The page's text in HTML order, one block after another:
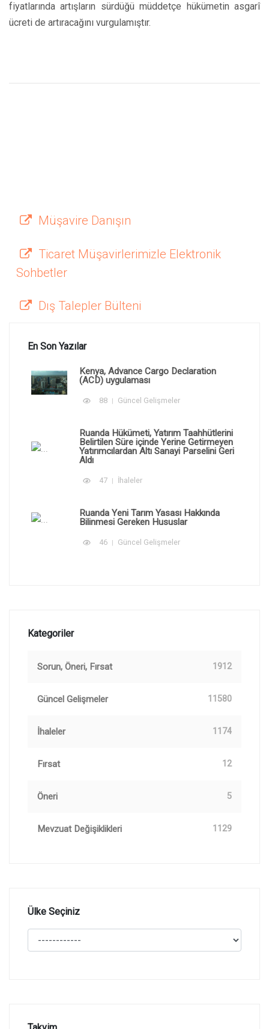
fiyatlarında artışların sürdüğü müddetçe hükümetin asgarî
ücreti de artıracağını vurgulamıştır.
Müşavire Danışın
Ticaret Müşavirlerimizle Elektronik
Sohbetler
Dış Talepler Bülteni
En Son Yazılar
Kenya, Advance Cargo Declaration
(ACD) uygulaması
88 Güncel Gelişmeler
Ruanda Hükümeti, Yatırım Taahhütlerini
Belirtilen Süre içinde Yerine Getirmeyen
Yatırımcılardan Altı Sanayi Parselini Geri
Aldı
47 İhaleler
Ruanda Yeni Tarım Yasası Hakkında
Bilinmesi Gereken Hususlar
46 Güncel Gelişmeler
Kategoriler
Sorun, Öneri, Fırsat 1912
Güncel Gelişmeler 11580
İhaleler 1174
Fırsat 12
Öneri 5
Mevzuat Değişiklikleri 1129
Ülke Seçiniz